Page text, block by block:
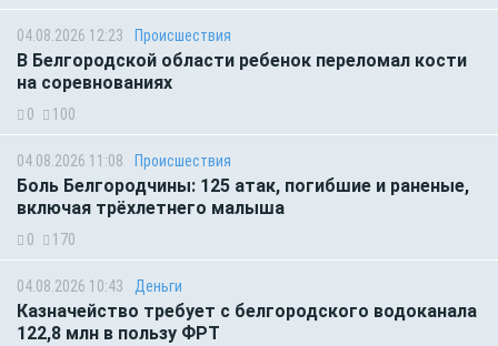
04.08.2026 12:23 Происшествия
В Белгородской области ребенок переломал кости
на соревнованиях
0 100
04.08.2026 11:08 Происшествия
Боль Белгородчины: 125 атак, погибшие и раненые,
включая трёхлетнего малыша
0 170
04.08.2026 10:43 Деньги
Казначейство требует с белгородского водоканала
122,8 млн в пользу ФРТ